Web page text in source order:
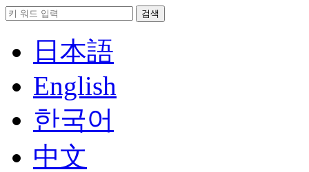
日本語
English
한국어
中文